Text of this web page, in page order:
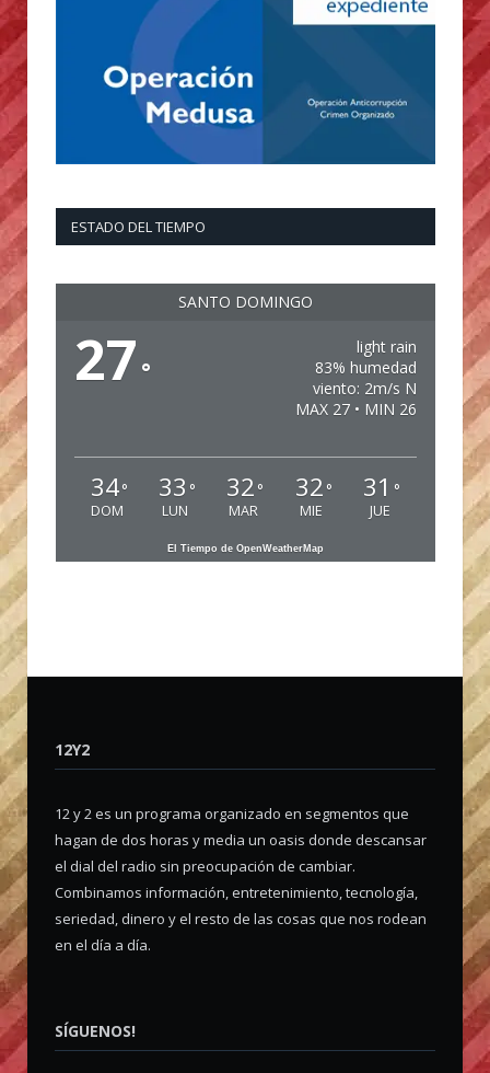
ESTADO DEL TIEMPO
SANTO DOMINGO
27 °
light rain
83% humedad
viento: 2m/s N
MAX 27 • MIN 26
34°
DOM
33 °
LUN
32 °
MAR
32 °
MIE
31 °
JUE
El Tiempo de OpenWeatherMap
12Y2
12 y 2 es un programa organizado en segmentos que
hagan de dos horas y media un oasis donde descansar
el dial del radio sin preocupación de cambiar.
Combinamos información, entretenimiento, tecnología,
seriedad, dinero y el resto de las cosas que nos rodean
en el día a día.
SÍGUENOS!